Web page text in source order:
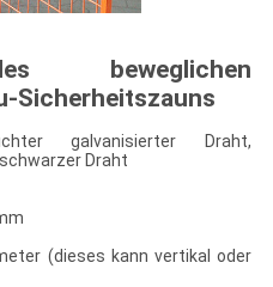
beweglichen
Sicherheitszauns
galvanisierter Draht,
Draht
(dieses kann vertikal oder